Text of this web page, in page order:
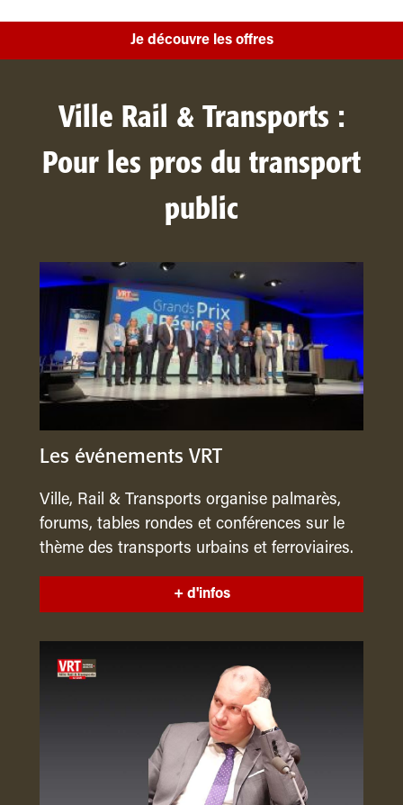
Je découvre les offres
Ville Rail & Transports :
Pour les pros du transport
public
Les événements VRT
Ville, Rail & Transports organise palmarès,
forums, tables rondes et conférences sur le
thème des transports urbains et ferroviaires.
+ d'infos